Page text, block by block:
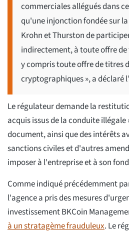
commerciales allégués dans
qu'une injonction fondée sur
Krohn et Thurston de
indirectement, à toute offre
y compris toute offre de titres
cryptographiques », a déclaré
Le régulateur demande la
acquis issus de la conduite illégale
document, ainsi que des intérêts
sanctions civiles et d'autres
imposer à l'entreprise et à son
Comme indiqué précédemment
l'agence a pris des mesures
investissement BKCoin
à un stratagème frauduleux. Le